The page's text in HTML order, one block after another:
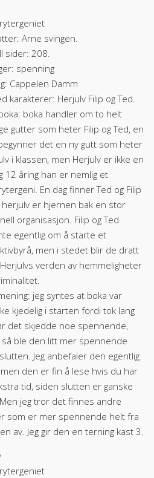
Arne svingen.
sider: 208.
spenning
Cappelen Damm
karakterer: Herjulv Filip og Ted.
boka handler om to helt
gutter som heter Filip og Ted, en
det en ny gutt som heter
i klassen, men Herjulv er ikke en
12 åring han er nemlig et
En dag finner Ted og Filip
herjulv er hjernen bak en stor
organisasjon. Filip og Ted
egentlig om å starte et
men i stedet blir de dratt
verden av hemmeligheter
jeg syntes at boka var
kjedelig i starten fordi tok lang
det skjedde noe spennende,
så ble den litt mer spennende
Jeg anbefaler den egentlig
men den er fin å lese hvis du har
tid, siden slutten er ganske
jeg tror det finnes andre
som er mer spennende helt fra
av. Jeg gir den en terning kast 3.